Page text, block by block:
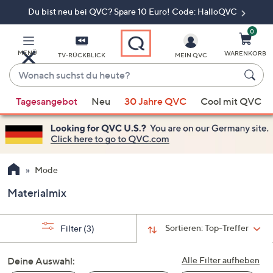
Du bist neu bei QVC? Spare 10 Euro! Code: HalloQVC
MENÜ TV-RÜCKBLICK
Wonach
suchst
du
heute?
Vorschläge
verfügbar
sind,
verwenden
Sie
Pfeiltasten
nach
und
nach
unten
MEIN QVC
0
WARENKORB
Tagesangebot Neu 30 Jahre QVC Cool mit QVC
Mode
Materialmix
Sortieren:Top-Treffer
Filter (3)
Alle Filter aufheben
Deine Auswahl: